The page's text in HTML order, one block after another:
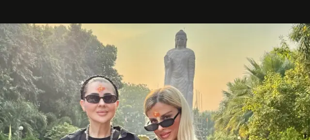
Ольга Потапова - женщина, чей путь от поиска
истины превратился в искусство превращения
человеческих кризисов в возможности для
возрождения.